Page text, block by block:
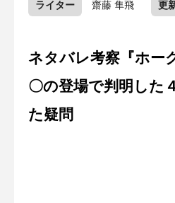
ライター 齋藤 隼飛 更
ネタバレ考察『ホー
〇の登場で判明した
た疑問